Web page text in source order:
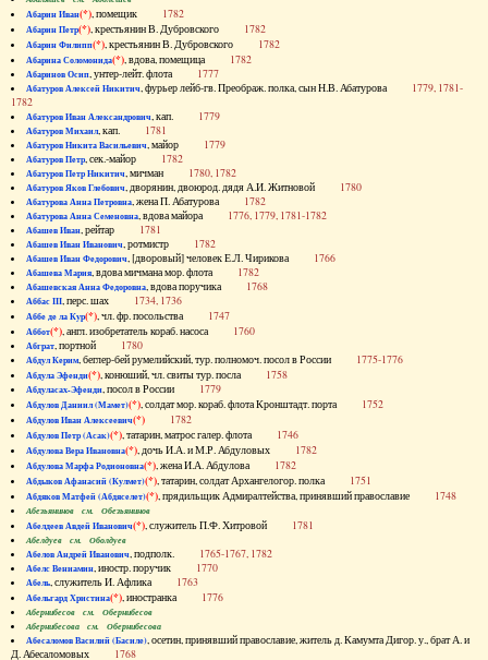
Абарин Иван(*), помещик 1782
Абарин Петр(*), крестьянин В. Дубровского 1782
Абарин Филипп(*), крестьянин В. Дубровского 1782
Абарина Соломонида(*), вдова, помещица 1782
Абаринов Осип, унтер-лейт. флота 1777
Абатуров Алексей Никитич, фурьер лейб-гв. Преображ. полка, сын Н.В. Абатурова 1779, 1781-
1782
Абатуров Иван Александрович, кап. 1779
Абатуров Михаил, кап. 1781
Абатуров Никита Васильевич, майор 1779
Абатуров Петр, сек.-майор 1782
Абатуров Петр Никитич, мичман 1780, 1782
Абатуров Яков Глебович, дворянин, двоюрод. дядя А.И. Житновой 1780
Абатурова Анна Петровна, жена П. Абатурова 1782
Абатурова Анна Семеновна, вдова майора 1776, 1779, 1781-1782
Абашев Иван, рейтар 1781
Абашев Иван Иванович, ротмистр 1782
Абашев Иван Федорович, [дворовый] человек Е.Л. Чирикова 1766
Абашева Мария, вдова мичмана мор. флота 1782
Абашевская Анна Федоровна, вдова поручика 1768
Аббас III, перс. шах 1734, 1736
Аббе де ла Кур(*), чл. фр. посольства 1747
Аббот(*), англ. изобретатель кораб. насоса 1760
Абграт, портной 1780
Абдул Керим, беглер-бей румелийский, тур. полномоч. посол в России 1775-1776
Абдула Эфенди(*), конюший, чл. свиты тур. посла 1758
Абдуласах-Эфенди, посол в России 1779
Абдулов Даниил (Мамет)(*), солдат мор. кораб. флота Кронштадт. порта 1752
Абдулов Иван Алексеевич(*) 1782
Абдулов Петр (Асак)(*), татарин, матрос галер. флота 1746
Абдулова Вера Ивановна(*), дочь И.А. и М.Р. Абдуловых 1782
Абдулова Марфа Родионовна(*), жена И.А. Абдулова 1782
Абдыков Афанасий (Кулмет)(*), татарин, солдат Архангелогор. полка 1751
Абдяков Матфей (Абдяселет)(*), прядильщик Адмиралтейства, принявший православие 1748
Абезьянинов см. Обезьянинов
Абелдеев Авдей Иванович(*), служитель П.Ф. Хитровой 1781
Абелдуев см. Оболдуев
Абелов Андрей Иванович, подполк. 1765-1767, 1782
Абелс Вениамин, иностр. поручик 1770
Абель, служитель И. Афлика 1763
Абельгард Христина(*), иностранка 1776
Абернибесов см. Обернибесов
Абернибесова см. Обернибесова
Абесаломов Василий (Басиле), осетин, принявший православие, житель д. Камумта Дигор. у., брат А. и
Д. Абесаломовых 1768